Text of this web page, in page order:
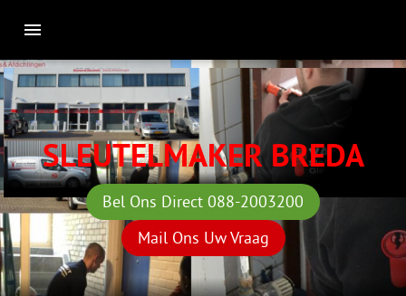
SLEUTELMAKER BREDA
Bel Ons Direct 088-2003200
Mail Ons Uw Vraag